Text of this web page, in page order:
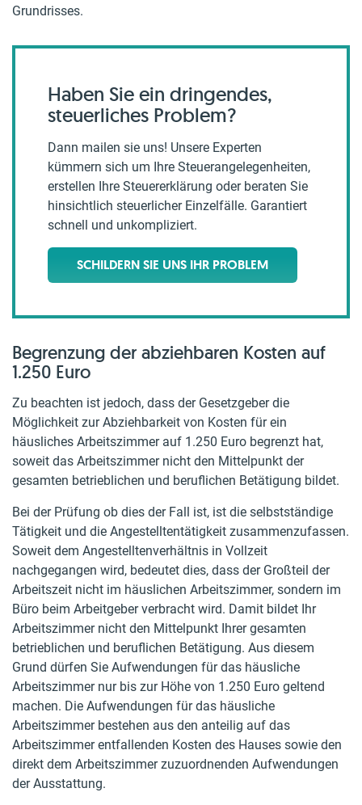
Grundrisses.
Haben Sie ein dringendes,
steuerliches Problem?
Dann mailen sie uns! Unsere Experten
kümmern sich um Ihre Steuerangelegenheiten,
erstellen Ihre Steuererklärung oder beraten Sie
hinsichtlich steuerlicher Einzelfälle. Garantiert
schnell und unkompliziert.
SCHILDERN SIE UNS IHR PROBLEM
Begrenzung der abziehbaren Kosten auf
1.250 Euro
Zu beachten ist jedoch, dass der Gesetzgeber die
Möglichkeit zur Abziehbarkeit von Kosten für ein
häusliches Arbeitszimmer auf 1.250 Euro begrenzt hat,
soweit das Arbeitszimmer nicht den Mittelpunkt der
gesamten betrieblichen und beruflichen Betätigung bildet.
Bei der Prüfung ob dies der Fall ist, ist die selbstständige
Tätigkeit und die Angestelltentätigkeit zusammenzufassen.
Soweit dem Angestelltenverhältnis in Vollzeit
nachgegangen wird, bedeutet dies, dass der Großteil der
Arbeitszeit nicht im häuslichen Arbeitszimmer, sondern im
Büro beim Arbeitgeber verbracht wird. Damit bildet Ihr
Arbeitszimmer nicht den Mittelpunkt Ihrer gesamten
betrieblichen und beruflichen Betätigung. Aus diesem
Grund dürfen Sie Aufwendungen für das häusliche
Arbeitszimmer nur bis zur Höhe von 1.250 Euro geltend
machen. Die Aufwendungen für das häusliche
Arbeitszimmer bestehen aus den anteilig auf das
Arbeitszimmer entfallenden Kosten des Hauses sowie den
direkt dem Arbeitszimmer zuzuordnenden Aufwendungen
der Ausstattung.